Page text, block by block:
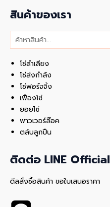
สินค้าของเรา
ค้นหา
โซ่ลำเลียง
โซ่ส่งกำลัง
โซ่ฟอร์จจิ้ง
เฟืองโซ่
ยอยโซ่
พาวเวอร์ล๊อค
ตลับลูกปืน
ติดต่อ LINE Official
ดีลสั่งซื้อสินค้า ขอใบเสนอราคา